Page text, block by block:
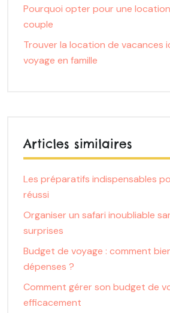
Pourquoi opter pour une
couple
Trouver la location de vacances
voyage en famille
Articles similaires
Les préparatifs indispensables
réussi
Organiser un safari inoubliable
surprises
Budget de voyage : comment
dépenses ?
Comment gérer son budget de
efficacement